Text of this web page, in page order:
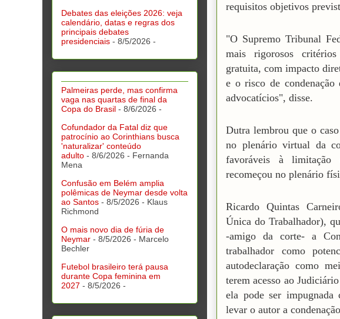
requisitos objetivos
"O Supremo Tribunal
mais rigorosos
gratuita, com impacto
e o risco de condenação
advocatícios", disse.
Dutra lembrou que o
no plenário virtual da
favoráveis à
recomeçou no plenário
Ricardo Quintas
Única do Trabalhador),
-amigo da corte- a
trabalhador como
autodeclaração como
terem acesso ao
ela pode ser
levar o autor a
Debates das eleições 2026: veja
calendário, datas e regras dos
principais debates
presidenciais - 8/5/2026 -
Palmeiras perde, mas confirma
vaga nas quartas de final da
Copa do Brasil - 8/6/2026 -
Cofundador da Fatal diz que
patrocínio ao Corinthians busca
'naturalizar' conteúdo
adulto - 8/6/2026 - Fernanda
Mena
Confusão em Belém amplia
polêmicas de Neymar desde volta
ao Santos - 8/5/2026 - Klaus
Richmond
O mais novo dia de fúria de
Neymar - 8/5/2026 - Marcelo
Bechler
Futebol brasileiro terá pausa
durante Copa feminina em
2027 - 8/5/2026 -